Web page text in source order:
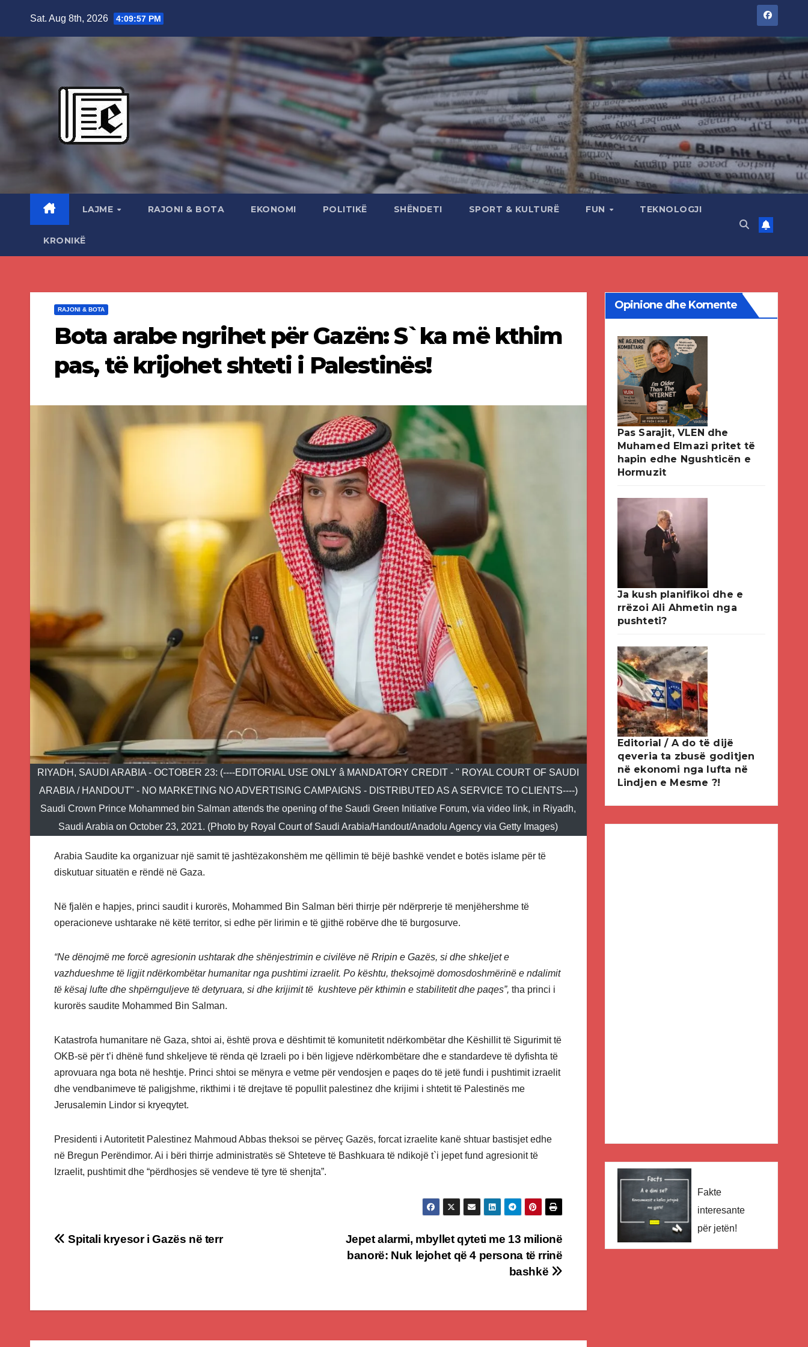
Sat. Aug 8th, 2026 4:09:58 PM
LAJME RAJONI & BOTA EKONOMI POLITIKË SHËNDETI SPORT & KULTURË FUN TEKNOLOGJI
KRONIKË
RAJONI & BOTA
Bota arabe ngrihet për Gazën: S`ka më kthim
pas, të krijohet shteti i Palestinës!
RIYADH, SAUDI ARABIA - OCTOBER 23: (----EDITORIAL USE ONLY â MANDATORY CREDIT - " ROYAL COURT OF SAUDI
ARABIA / HANDOUT" - NO MARKETING NO ADVERTISING CAMPAIGNS - DISTRIBUTED AS A SERVICE TO CLIENTS----)
Saudi Crown Prince Mohammed bin Salman attends the opening of the Saudi Green Initiative Forum, via video link, in Riyadh,
Saudi Arabia on October 23, 2021. (Photo by Royal Court of Saudi Arabia/Handout/Anadolu Agency via Getty Images)
Arabia Saudite ka organizuar një samit të jashtëzakonshëm me qëllimin të bëjë bashkë vendet e botës islame për të
diskutuar situatën e rëndë në Gaza.
Në fjalën e hapjes, princi saudit i kurorës, Mohammed Bin Salman bëri thirrje për ndërprerje të menjëhershme të
operacioneve ushtarake në këtë territor, si edhe për lirimin e të gjithë robërve dhe të burgosurve.
“Ne dënojmë me forcë agresionin ushtarak dhe shënjestrimin e civilëve në Rripin e Gazës, si dhe shkeljet e
vazhdueshme të ligjit ndërkombëtar humanitar nga pushtimi izraelit. Po kështu, theksojmë domosdoshmërinë e ndalimit
të kësaj lufte dhe shpërnguljeve të detyruara, si dhe krijimit të kushteve për kthimin e stabilitetit dhe paqes”, tha princi i
kurorës saudite Mohammed Bin Salman.
Katastrofa humanitare në Gaza, shtoi ai, është prova e dështimit të komunitetit ndërkombëtar dhe Këshillit të Sigurimit të
OKB-së për t’i dhënë fund shkeljeve të rënda që Izraeli po i bën ligjeve ndërkombëtare dhe e standardeve të dyfishta të
aprovuara nga bota në heshtje. Princi shtoi se mënyra e vetme për vendosjen e paqes do të jetë fundi i pushtimit izraelit
dhe vendbanimeve të paligjshme, rikthimi i të drejtave të popullit palestinez dhe krijimi i shtetit të Palestinës me
Jerusalemin Lindor si kryeqytet.
Presidenti i Autoritetit Palestinez Mahmoud Abbas theksoi se përveç Gazës, forcat izraelite kanë shtuar bastisjet edhe
në Bregun Perëndimor. Ai i bëri thirrje administratës së Shteteve të Bashkuara të ndikojë t`i jepet fund agresionit të
Izraelit, pushtimit dhe “përdhosjes së vendeve të tyre të shenjta”.
Post
Jepet alarmi, mbyllet qyteti me 13 milionë
banorë: Nuk lejohet që 4 persona të rrinë
bashkë
Spitali kryesor i Gazës në terr
Opinione dhe Komente
Pas Sarajit, VLEN dhe
Muhamed Elmazi pritet të
hapin edhe Ngushticën e
Hormuzit
Ja kush planifikoi dhe e
rrëzoi Ali Ahmetin nga
pushteti?
Editorial / A do të dijë
qeveria ta zbusë goditjen
në ekonomi nga lufta në
Lindjen e Mesme ?!
Fakte
interesante
për jetën!